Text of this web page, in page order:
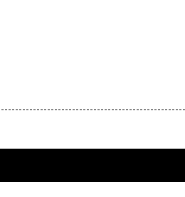
のサービスメニュー